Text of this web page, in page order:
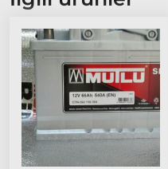
Fullback
Palio
Palio
1997-
2002
Palio
2002-
2005
Palio